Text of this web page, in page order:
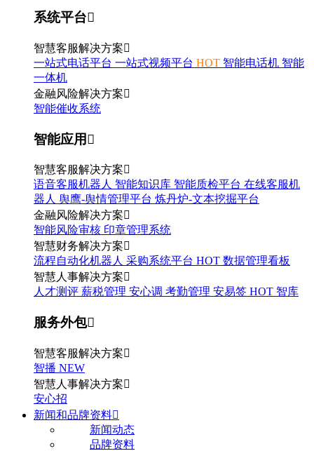
系统平台
智慧客服解决方案
一站式电话平台 一站式视频平台 HOT 智能电话机 智能
一体机
金融风险解决方案
智能催收系统
智能应用
智慧客服解决方案
语音客服机器人 智能知识库 智能质检平台 在线客服机
器人 舆鹰-舆情管理平台 炼丹炉-文本挖掘平台
金融风险解决方案
智能风险审核 印章管理系统
智慧财务解决方案
流程自动化机器人 采购系统平台 HOT 数据管理看板
智慧人事解决方案
人才测评 薪税管理 安心调 考勤管理 安易签 HOT 智库
服务外包
智慧客服解决方案
智播 NEW
智慧人事解决方案
安心招
新闻和品牌资料
新闻动态
品牌资料